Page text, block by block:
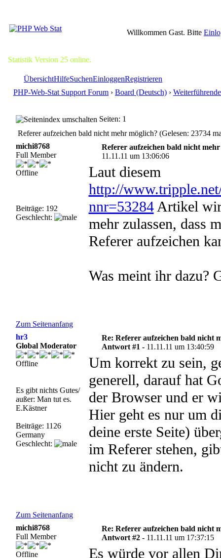
Willkommen Gast. Bitte
Statistik Version 25 online.
ÜbersichtHilfeSuchenEinloggenRegistrieren
PHP-Web-Stat Support Forum › Board (Deutsch) ›
Seiten: 1
Referer aufzeichen bald nicht mehr möglich? (Gelesen: 23734
michi8768
Full Member
Offline
Beiträge: 192
Geschlecht:
Referer aufzeichen bald nicht
11.11.11 um 13:06:06
Laut diesem
http://
nnr=53284Artikel
mehr zulassen, dass
Referer aufzeichen
Was meint ihr dazu?
Zum Seitenanfang
hr3
Global Moderator
Offline
Es gibt nichts Gutes/
außer: Man tut es.
E.Kästner
Beiträge: 1126
Germany
Geschlecht:
Re: Referer aufzeichen bald nicht
Antwort #1 - 11.11.11 um 13:40:59
Um korrekt zu sein,
generell, darauf hat
der Browser und er
Hier geht es nur um
deine erste Seite)
im Referer stehen,
nicht zu ändern.
Zum Seitenanfang
michi8768
Full Member
Offline
Re: Referer aufzeichen bald nicht
Antwort #2 - 11.11.11 um 17:37:15
Es würde vor allen